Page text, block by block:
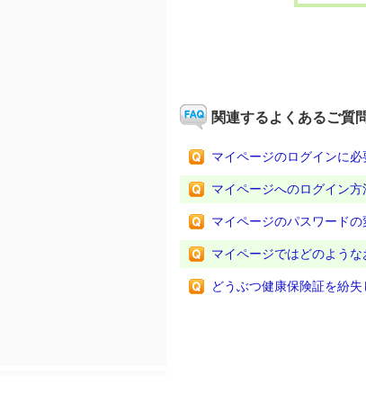
関連するよくあるご質
マイページのログインに
マイページへのログイン方
マイページのパスワード
マイページではどのよう
どうぶつ健康保険証を紛